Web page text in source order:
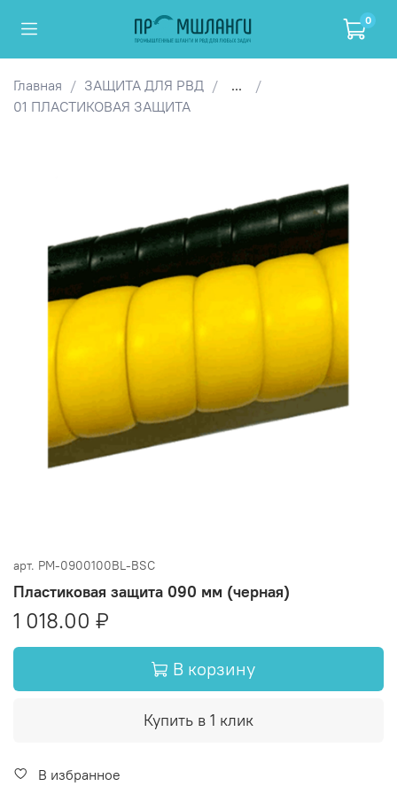
0
Главная ЗАЩИТА ДЛЯ РВД
...
01 ПЛАСТИКОВАЯ ЗАЩИТА
арт. PM-0900100BL-BSC
Пластиковая защита 090 мм (черная)
1 018.00 ₽
В корзину
Купить в 1 клик
В избранное